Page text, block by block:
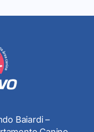
Baiardi –